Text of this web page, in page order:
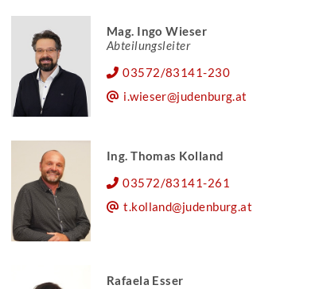
Mag. Ingo Wieser
Abteilungsleiter
03572/83141-230
i.wieser@judenburg.at
Ing. Thomas Kolland
03572/83141-261
t.kolland@judenburg.at
Rafaela Esser